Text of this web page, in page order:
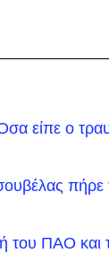
είπε ο
πήρε
του ΠΑΟ και